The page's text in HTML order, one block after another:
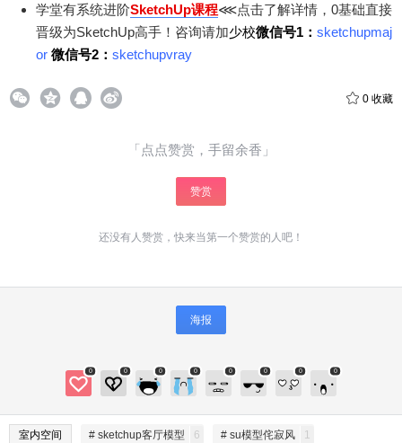
学堂有系统进阶SketchUp课程⋘点击了解详情，0基础直接
晋级为SketchUp高手！咨询请加少校微信号1： sketchupmaj
or 微信号2： sketchupvray
0 收藏
「点点赞赏，手留余香」
赞赏
还没有人赞赏，快来当第一个赞赏的人吧！
海报
0 0 0 0 0 0 0 0
室内空间 # sketchup客厅模型 6 # su模型侘寂风 1
给SketchUp小编打赏